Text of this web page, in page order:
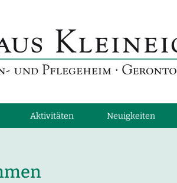
Aktivitäten Neuigkeiten